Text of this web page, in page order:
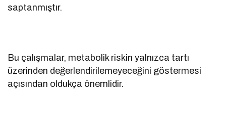
saptanmıştır.
Bu çalışmalar, metabolik riskin yalnızca tartı
üzerinden değerlendirilemeyeceğini göstermesi
açısından oldukça önemlidir.